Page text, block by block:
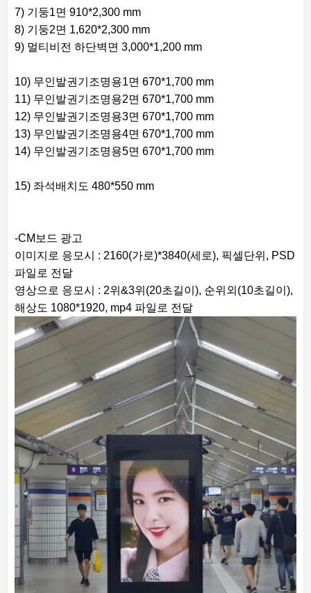
7) 기둥1면 910*2,300 mm
8) 기둥2면 1,620*2,300 mm
9) 멀티비전 하단벽면 3,000*1,200 mm
10) 무인발권기조명용1면 670*1,700 mm
11) 무인발권기조명용2면 670*1,700 mm
12) 무인발권기조명용3면 670*1,700 mm
13) 무인발권기조명용4면 670*1,700 mm
14) 무인발권기조명용5면 670*1,700 mm
15) 좌석배치도 480*550 mm
-CM보드 광고
이미지로 응모시 : 2160(가로)*3840(세로), 픽셀단위, PSD
파일로 전달
영상으로 응모시 : 2위&3위(20초길이), 순위외(10초길이),
해상도 1080*1920, mp4 파일로 전달